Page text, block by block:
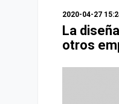
2020-04-27
La
otros